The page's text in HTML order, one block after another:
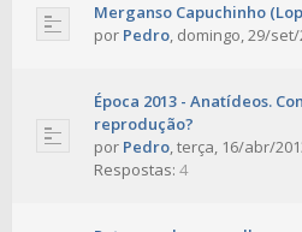
Merganso Capuchinho
por Pedro, domingo, 29/set/
Época 2013 - Anatídeos.
reprodução?
por Pedro,terça, 16/abr/
Respostas: 4